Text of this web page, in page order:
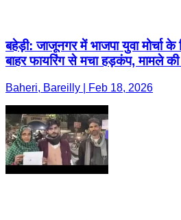
बहेड़ी: जाजूनगर में भाजपा युवा मोर्चा
बाहर फायरिंग से मचा हड़कंप, मामले
Baheri, Bareilly | Feb 18, 2026